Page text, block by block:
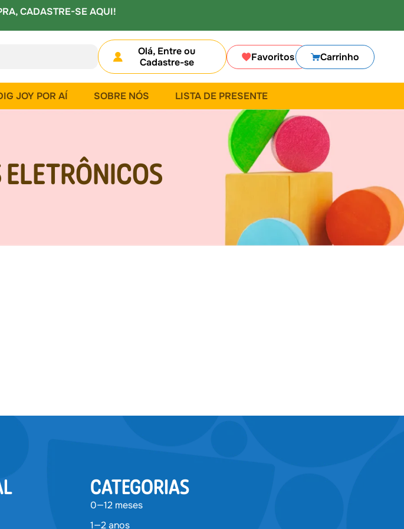
CADASTRE-SE AQUI!
Olá, Entre ou
Cadastre-se
Favoritos Carrinho
JOY POR AÍ SOBRE NÓS LISTA DE PRESENTE
CATEGORIAS
0—12 meses
1—2 anos